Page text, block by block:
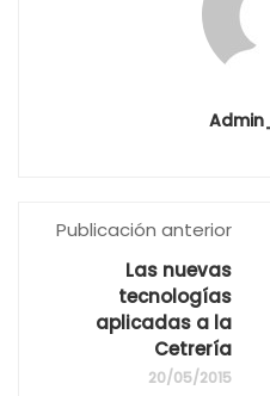
Publicación anterior
Las nuevas
tecnologías
aplicadas a la
Cetrería
20/05/2015